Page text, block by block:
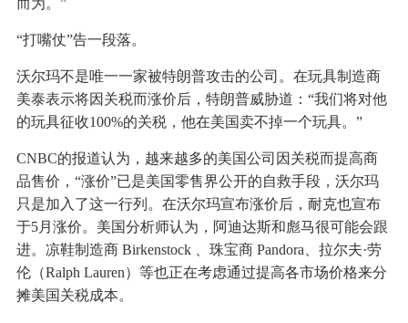
而为。”
“打嘴仗”告一段落。
沃尔玛不是唯一一家被特朗普攻击的公司。在玩具制造商
美泰表示将因关税而涨价后，特朗普威胁道：“我们将对他
的玩具征收100%的关税，他在美国卖不掉一个玩具。”
CNBC的报道认为，越来越多的美国公司因关税而提高商
品售价，“涨价”已是美国零售界公开的自救手段，沃尔玛
只是加入了这一行列。在沃尔玛宣布涨价后，耐克也宣布
于5月涨价。美国分析师认为，阿迪达斯和彪马很可能会跟
进。凉鞋制造商 Birkenstock 、珠宝商 Pandora、拉尔夫·劳
伦（Ralph Lauren）等也正在考虑通过提高各市场价格来分
摊美国关税成本。